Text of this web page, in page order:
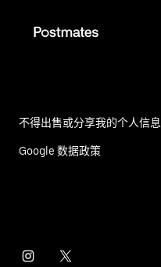
不得出售或分享我的个人信息
Google 数据政策